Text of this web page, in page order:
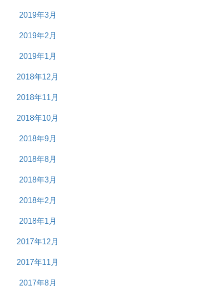
2019年3月
2019年2月
2019年1月
2018年12月
2018年11月
2018年10月
2018年9月
2018年8月
2018年3月
2018年2月
2018年1月
2017年12月
2017年11月
2017年8月